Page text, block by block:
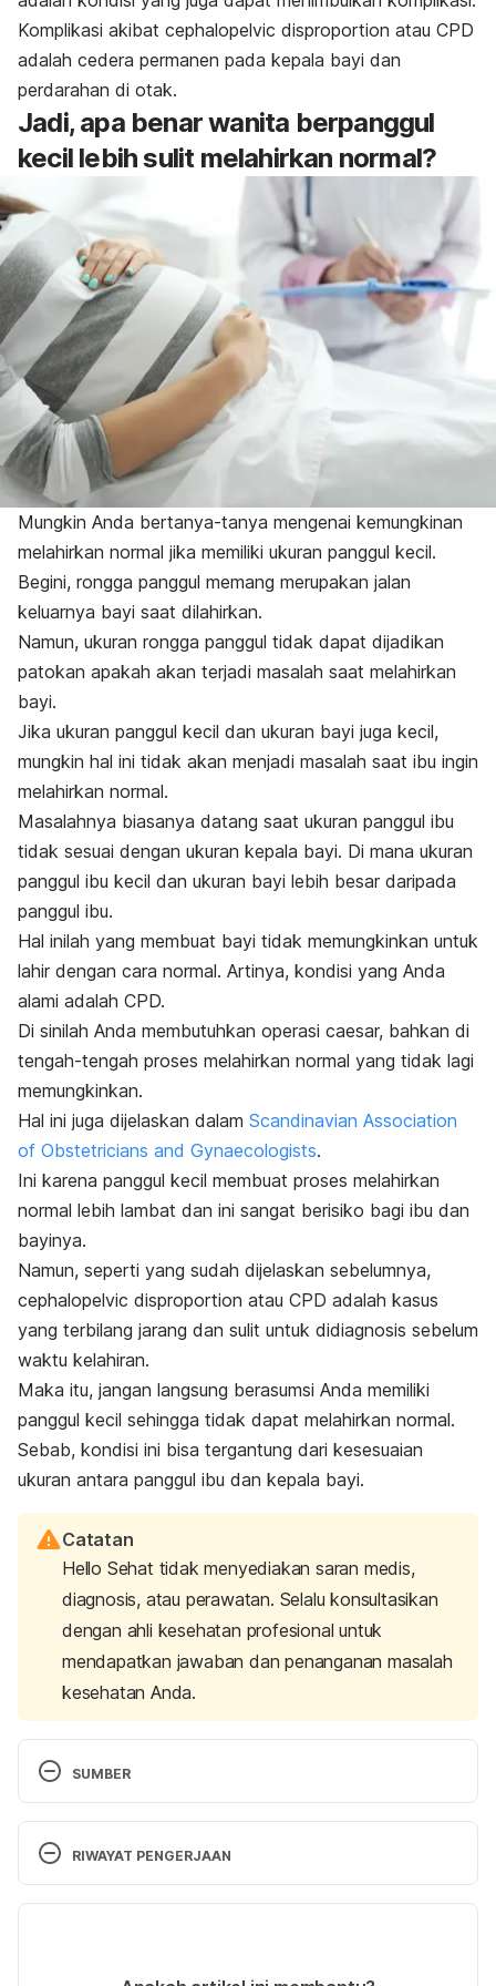
Komplikasi akibat cephalopelvic disproportion atau CPD
adalah cedera permanen pada kepala bayi dan
perdarahan di otak.
Jadi, apa benar wanita berpanggul
kecil lebih sulit melahirkan normal?
Mungkin Anda bertanya-tanya mengenai kemungkinan
melahirkan normal jika memiliki ukuran panggul kecil.
Begini, rongga panggul memang merupakan jalan
keluarnya bayi saat dilahirkan.
Namun, ukuran rongga panggul tidak dapat dijadikan
patokan apakah akan terjadi masalah saat melahirkan
bayi.
Jika ukuran panggul kecil dan ukuran bayi juga kecil,
mungkin hal ini tidak akan menjadi masalah saat ibu ingin
melahirkan normal.
Masalahnya biasanya datang saat ukuran panggul ibu
tidak sesuai dengan ukuran kepala bayi. Di mana ukuran
panggul ibu kecil dan ukuran bayi lebih besar daripada
panggul ibu.
Hal inilah yang membuat bayi tidak memungkinkan untuk
lahir dengan cara normal. Artinya, kondisi yang Anda
alami adalah CPD.
Di sinilah Anda membutuhkan operasi caesar, bahkan di
tengah-tengah proses melahirkan normal yang tidak lagi
memungkinkan.
Hal ini juga dijelaskan dalam Scandinavian Association
of Obstetricians and Gynaecologists.
Ini karena panggul kecil membuat proses melahirkan
normal lebih lambat dan ini sangat berisiko bagi ibu dan
bayinya.
Namun, seperti yang sudah dijelaskan sebelumnya,
cephalopelvic disproportion atau CPD adalah kasus
yang terbilang jarang dan sulit untuk didiagnosis sebelum
waktu kelahiran.
Maka itu, jangan langsung berasumsi Anda memiliki
panggul kecil sehingga tidak dapat melahirkan normal.
Sebab, kondisi ini bisa tergantung dari kesesuaian
ukuran antara panggul ibu dan kepala bayi.
Catatan
Hello Sehat tidak menyediakan saran medis,
diagnosis, atau perawatan. Selalu konsultasikan
dengan ahli kesehatan profesional untuk
mendapatkan jawaban dan penanganan masalah
kesehatan Anda.
SUMBER
Retrieved 1 September 2020, from
http://americanpregnancy.org/labor-and-
O. (2006). A narrow pelvic outlet increases the risk
RIWAYAT PENGERJAAN
Ditulis oleh Karinta Ariani Setiaputri